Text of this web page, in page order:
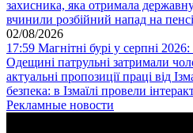
захисника, яка отримала
вчинили розбійний напад на
02/08/2026
17:59 Магнітні бурі у серпні
Одещині патрульні затримали
актуальні пропозиції праці від
безпека: в Ізмаїлі провели
Рекламные новости